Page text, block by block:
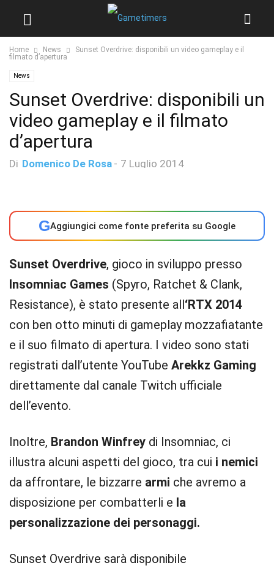
Home News
Sunset Overdrive: disponibili un video gameplay e il
filmato d’apertura
News
Sunset Overdrive: disponibili un
video gameplay e il filmato
d’apertura
Di Domenico De Rosa - 7 Luglio 2014
GAggiungici come fonte preferita su Google
Sunset Overdrive, gioco in sviluppo presso
Insomniac Games (Spyro, Ratchet & Clank,
Resistance), è stato presente all‘RTX 2014
con ben otto minuti di gameplay mozzafiatante
e il suo filmato di apertura. I video sono stati
registrati dall’utente YouTube Arekkz Gaming
direttamente dal canale Twitch ufficiale
dell’evento.
Inoltre, Brandon Winfrey di Insomniac, ci
illustra alcuni aspetti del gioco, tra cui i nemici
da affrontare, le bizzarre armi che avremo a
disposizione per combatterli e la
personalizzazione dei personaggi.
Sunset Overdrive sarà disponibile